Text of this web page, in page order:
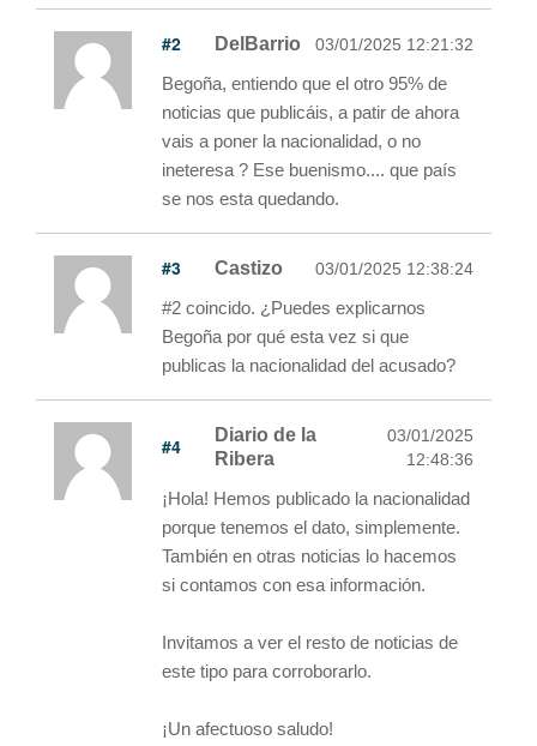
#2 DelBarrio 03/01/2025 12:21:32
Begoña, entiendo que el otro 95% de
noticias que publicáis, a patir de ahora
vais a poner la nacionalidad, o no
ineteresa ? Ese buenismo.... que país
se nos esta quedando.
#3 Castizo 03/01/2025 12:38:24
#2 coincido. ¿Puedes explicarnos
Begoña por qué esta vez si que
publicas la nacionalidad del acusado?
#4
Diario de la
Ribera
03/01/2025
12:48:36
¡Hola! Hemos publicado la nacionalidad
porque tenemos el dato, simplemente.
También en otras noticias lo hacemos
si contamos con esa información.
Invitamos a ver el resto de noticias de
este tipo para corroborarlo.
¡Un afectuoso saludo!